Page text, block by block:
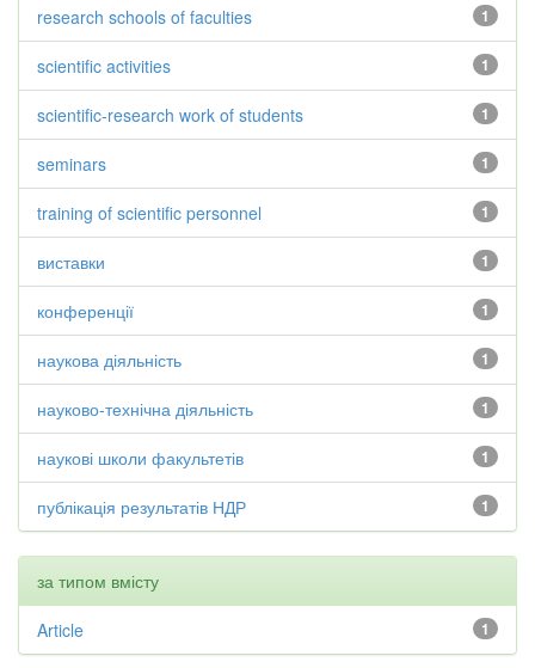
1
research schools of faculties
1
scientific activities
1
scientific-research work of students
1
seminars
1
training of scientific personnel
1
виставки
1
конференції
1
наукова діяльність
1
науково-технічна діяльність
1
наукові школи факультетів
1
публікація результатів НДР
за типом вмісту
1
Article